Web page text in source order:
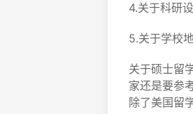
4.关于科研
5.关于学校
关于硕士留
家还是要参
除了美国留